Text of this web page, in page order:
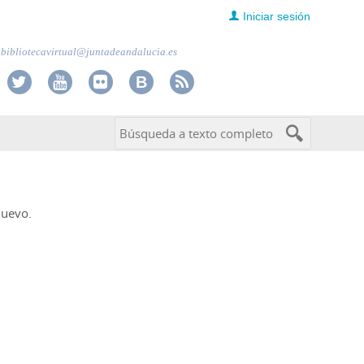
Iniciar sesión
bibliotecavirtual@juntadeandalucia.es